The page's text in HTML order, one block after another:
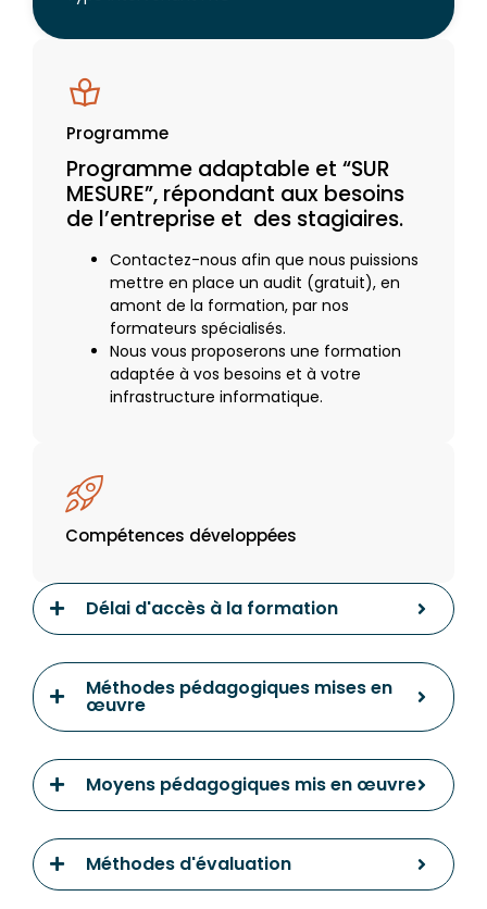
Programme
Programme adaptable et “SUR
MESURE”, répondant aux besoins
de l’entreprise et des stagiaires.
Contactez-nous afin que nous puissions
mettre en place un audit (gratuit), en
amont de la formation, par nos
formateurs spécialisés.
Nous vous proposerons une formation
adaptée à vos besoins et à votre
infrastructure informatique.
Compétences développées
Délai d'accès à la formation
Méthodes pédagogiques mises en
œuvre
Moyens pédagogiques mis en œuvre
Méthodes d'évaluation